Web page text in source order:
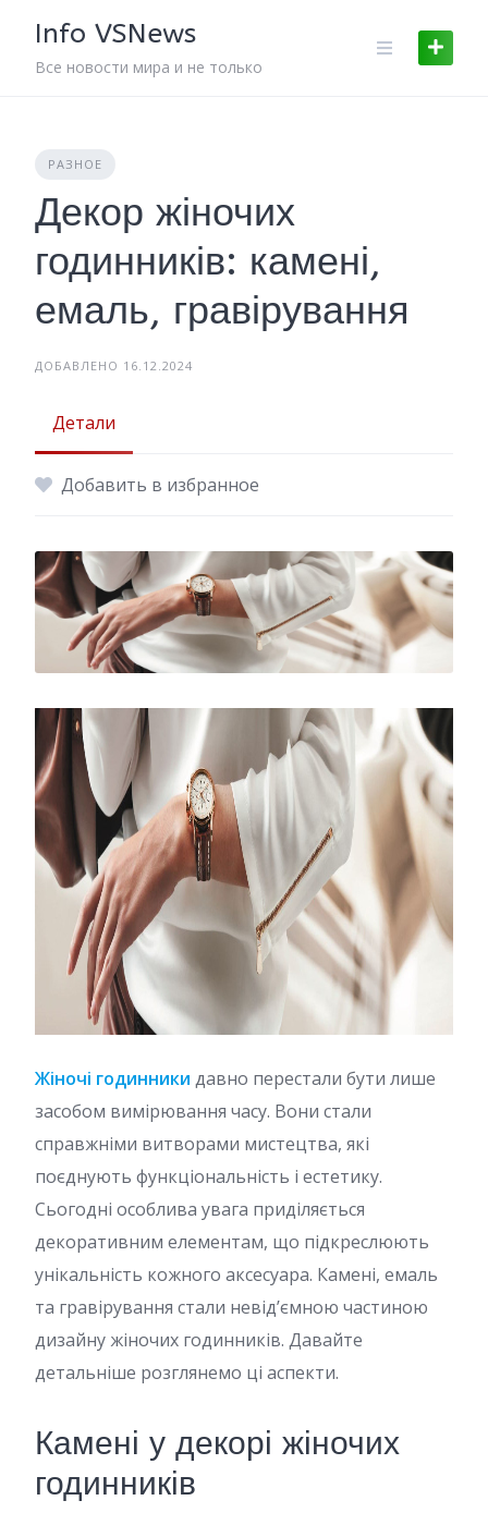
content
Info VSNews
Все новости мира и не только
РАЗНОЕ
Декор жіночих
годинників: камені,
емаль, гравірування
ДОБАВЛЕНО 16.12.2024
Детали
Добавить в избранное
Жіночі годинники давно перестали бути лише
засобом вимірювання часу. Вони стали
справжніми витворами мистецтва, які
поєднують функціональність і естетику.
Сьогодні особлива увага приділяється
декоративним елементам, що підкреслюють
унікальність кожного аксесуара. Камені, емаль
та гравірування стали невід’ємною частиною
дизайну жіночих годинників. Давайте
детальніше розглянемо ці аспекти.
Камені у декорі жіночих
годинників